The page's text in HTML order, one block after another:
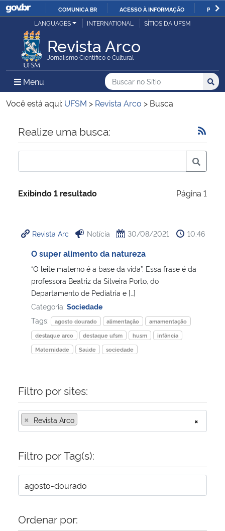
IR
O
COMUNICA BR ACESSO À INFORMAÇÃO
Ministério da Justiça e Segurança Pública
Ministério da Defesa
Ministério das Relações Exteriores
Ministério da Economia
Ministério da Infraestrutura
Ministério da Cidadania
Ministério da Saúde
Ministério de Minas e Energia
Ministério da Ciência, Tecnologia, Inovações e Comunicações
Ministério do Meio Ambiente
Ministério do Desenvolvimento Regional
Controladoria-Geral da União
Secretaria-Geral
Gabinete de Segurança Institucional
LANGUAGES INTERNATIONAL SÍTIOS DA UFSM
Revista Arco
Jornalismo Científico e Cultural
Menu Menu Principal do Sítio
Busca
Buscar no no Sítio
Busca:
Você está aqui: UFSM > Revista Arco > Busca
Início do conteúdo
Realize uma busca:
Exibindo 1 resultado Página 1
Revista Arc Notícia 30/08/2021 10:46
O super alimento da natureza
“O leite materno é a base da vida”. Essa frase é da
professora Beatriz da Silveira Porto, do
Departamento de Pediatria e […]
Categoria: Sociedade
Tags:
agosto dourado alimentação
amamentação
destaque arco
destaque ufsm husm
infância
Maternidade
Saúde sociedade
Filtro por sites:
×
× Revista Arco
Filtro por Tag(s):
Ordenar por: